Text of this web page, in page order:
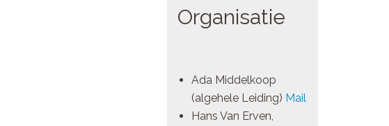
Organisatie
Ada Middelkoop
(algehele Leiding) Mail
Hans Van Erven,